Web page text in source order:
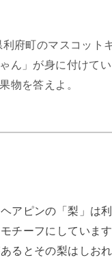
利府町のマスコット
ゃん」が身に付けて
物を答えよ。
アピンの「梨」は
チーフにしています
るとその梨はしお